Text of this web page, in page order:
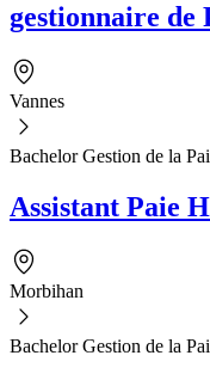
gestionnaire de
Vannes
Bachelor Gestion de la
Assistant Paie
Morbihan
Bachelor Gestion de la